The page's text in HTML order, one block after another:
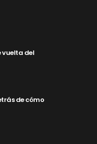
vuelta del
de cómo